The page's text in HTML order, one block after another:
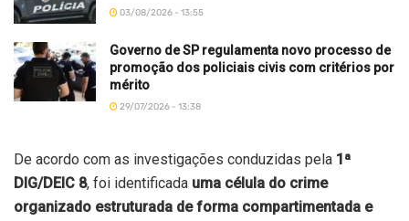
03/08/2026 - 13:55
Governo de SP regulamenta novo processo de
promoção dos policiais civis com critérios por
mérito
29/07/2026 - 13:38
De acordo com as investigações conduzidas pela 1ª
DIG/DEIC 8, foi identificada uma célula do crime
organizado estruturada de forma compartimentada e